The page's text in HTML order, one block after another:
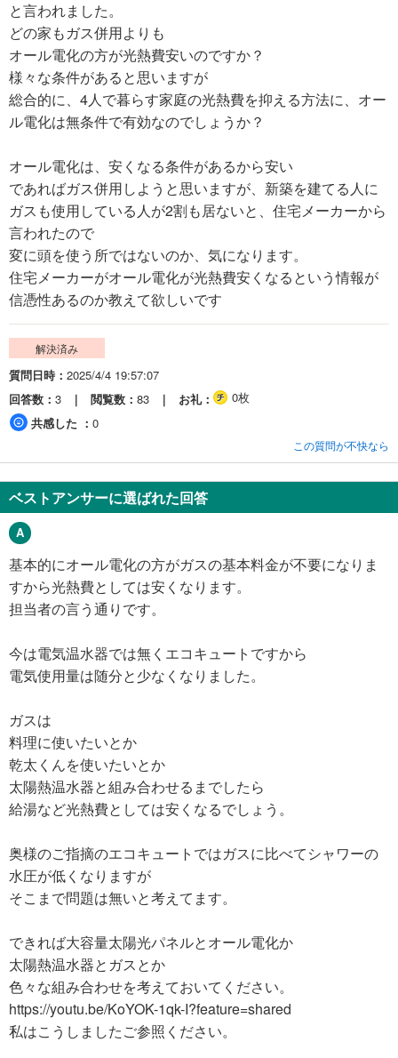
と言われました。
どの家もガス併用よりも
オール電化の方が光熱費安いのですか？
様々な条件があると思いますが
総合的に、4人で暮らす家庭の光熱費を抑える方法に、オー
ル電化は無条件で有効なのでしょうか？
オール電化は、安くなる条件があるから安い
であればガス併用しようと思いますが、新築を建てる人に
ガスも使用している人が2割も居ないと、住宅メーカーから
言われたので
変に頭を使う所ではないのか、気になります。
住宅メーカーがオール電化が光熱費安くなるという情報が
信憑性あるのか教えて欲しいです
解決済み
質問日時
2025/4/4 19:57:07
回答数
3 閲覧数 83 お礼
0枚
共感した
0
この質問が不快なら
ベストアンサーに選ばれた回答
基本的にオール電化の方がガスの基本料金が不要になりま
すから光熱費としては安くなります。
担当者の言う通りです。
今は電気温水器では無くエコキュートですから
電気使用量は随分と少なくなりました。
ガスは
料理に使いたいとか
乾太くんを使いたいとか
太陽熱温水器と組み合わせるまでしたら
給湯など光熱費としては安くなるでしょう。
奥様のご指摘のエコキュートではガスに比べてシャワーの
水圧が低くなりますが
そこまで問題は無いと考えてます。
できれば大容量太陽光パネルとオール電化か
太陽熱温水器とガスとか
色々な組み合わせを考えておいてください。
https://youtu.be/KoYOK-1qk-I?feature=shared
私はこうしましたご参照ください。